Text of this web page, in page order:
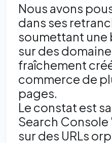
Nous avons
dans ses
soumettant une
sur des
fraîchement
commerce de
pages.
Le constat est
Search
sur des URLs